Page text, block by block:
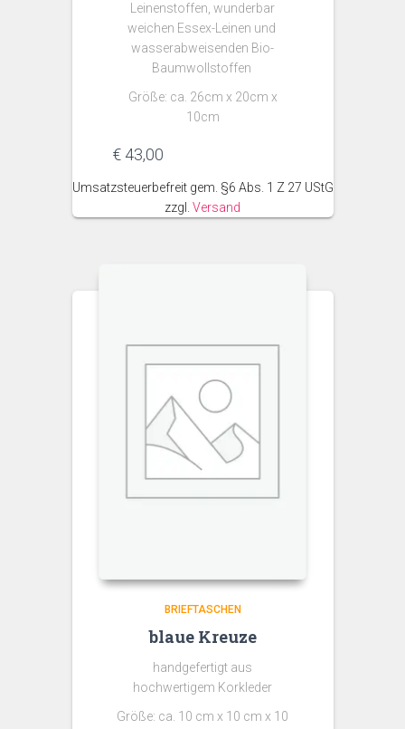
Leinenstoffen, wunderbar
weichen Essex-Leinen und
wasserabweisenden Bio-
Baumwollstoffen
Größe: ca. 26cm x 20cm x
10cm
€ 43,00
Umsatzsteuerbefreit gem. §6 Abs. 1 Z 27 UStG
zzgl. Versand
BRIEFTASCHEN
blaue Kreuze
handgefertigt aus
hochwertigem Korkleder
Größe: ca. 10 cm x 10 cm x 10